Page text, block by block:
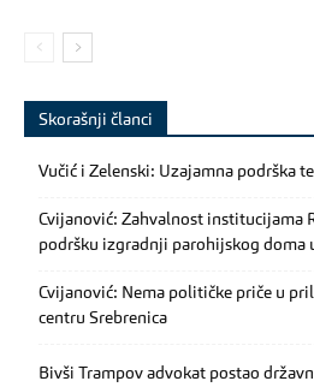
Skorašnji članci
Vučić i Zelenski: Uzajamna podrška
Cvijanović: Zahvalnost institucijama
podršku izgradnji parohijskog doma
Cvijanović: Nema političke priče u
centru Srebrenica
Bivši Trampov advokat postao